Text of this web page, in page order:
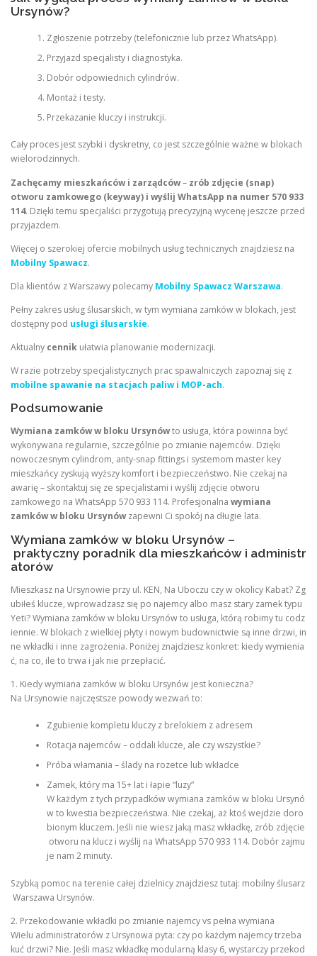
Ursynów?
Zgłoszenie potrzeby (telefonicznie lub przez WhatsApp).
Przyjazd specjalisty i diagnostyka.
Dobór odpowiednich cylindrów.
Montaż i testy.
Przekazanie kluczy i instrukcji.
Cały proces jest szybki i dyskretny, co jest szczególnie ważne w blokach
wielorodzinnych.
Zachęcamy mieszkańców i zarządców– zrób zdjęcie (snap)
otworu zamkowego (keyway) i wyślij WhatsApp na numer 570 933
114. Dzięki temu specjaliści przygotują precyzyjną wycenę jeszcze przed
przyjazdem.
Więcej o szerokiej ofercie mobilnych usług technicznych znajdziesz na
Mobilny Spawacz.
Dla klientów z Warszawy polecamy Mobilny Spawacz Warszawa.
Pełny zakres usług ślusarskich, w tym wymiana zamków w blokach, jest
dostępny pod usługi ślusarskie.
Aktualny cennik ułatwia planowanie modernizacji.
W razie potrzeby specjalistycznych prac spawalniczych zapoznaj się z
mobilne spawanie na stacjach paliw i MOP-ach.
Podsumowanie
Wymiana zamków w bloku Ursynówto usługa, która powinna być
wykonywana regularnie, szczególnie po zmianie najemców. Dzięki
nowoczesnym cylindrom, anty-snap fittings i systemom master key
mieszkańcy zyskują wyższy komfort i bezpieczeństwo. Nie czekaj na
awarię – skontaktuj się ze specjalistami i wyślij zdjęcie otworu
zamkowego na WhatsApp 570 933 114. Profesjonalna wymiana
zamków w bloku Ursynówzapewni Ci spokój na długie lata.
Wymiana zamków w bloku Ursynów –
praktyczny poradnik dla mieszkańców i administr
atorów
Mieszkasz na Ursynowie przy ul. KEN, Na Uboczu czy w okolicy Kabat? Zg
ubiłeś klucze, wprowadzasz się po najemcy albo masz stary zamek typu
Yeti? Wymiana zamków w bloku Ursynów to usługa, którą robimy tu codz
iennie. W blokach z wielkiej płyty i nowym budownictwie są inne drzwi, in
ne wkładki i inne zagrożenia. Poniżej znajdziesz konkret: kiedy wymienia
ć, na co, ile to trwa i jak nie przepłacić.
1. Kiedy wymiana zamków w bloku Ursynów jest konieczna?
Na Ursynowie najczęstsze powody wezwań to:
Zgubienie kompletu kluczy z brelokiem z adresem
Rotacja najemców – oddali klucze, ale czy wszystkie?
Próba włamania – ślady na rozetce lub wkładce
Zamek, który ma 15+ lat i łapie “luzy”
W każdym z tych przypadków wymiana zamków w bloku Ursynó
w to kwestia bezpieczeństwa. Nie czekaj, aż ktoś wejdzie doro
bionym kluczem. Jeśli nie wiesz jaką masz wkładkę, zrób zdjęcie
otworu na klucz i wyślij na WhatsApp 570 933 114. Dobór zajmu
je nam 2 minuty.
Szybką pomoc na terenie całej dzielnicy znajdziesz tutaj: mobilny ślusarz
Warszawa Ursynów.
2. Przekodowanie wkładki po zmianie najemcy vs pełna wymiana
Wielu administratorów z Ursynowa pyta: czy po każdym najemcy trzeba
kuć drzwi? Nie. Jeśli masz wkładkę modularną klasy 6, wystarczy przekod